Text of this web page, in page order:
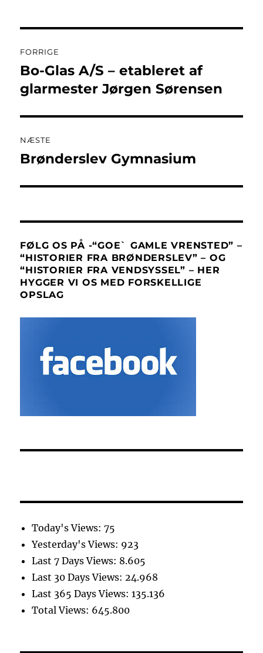
FORRIGE
Forrige
indlæg:
Bo-Glas A/S – etableret af
glarmester Jørgen Sørensen
NÆSTE
Næste
Brønderslev Gymnasium
FØLG OS PÅ -“GOE` GAMLE VRENSTED” –
“HISTORIER FRA BRØNDERSLEV” – OG
“HISTORIER FRA VENDSYSSEL” – HER
HYGGER VI OS MED FORSKELLIGE
OPSLAG
Today's Views:75
Yesterday's Views: 923
Last 7 Days Views: 8.605
Last 30 Days Views: 24.968
Last 365 Days Views:135.136
Total Views: 645.800